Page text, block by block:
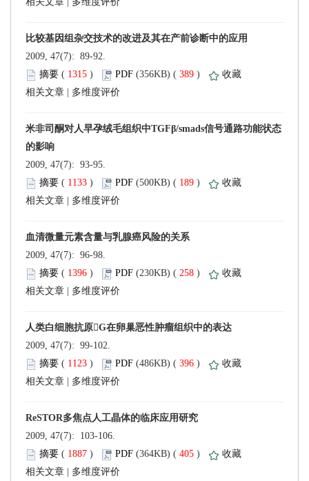
2009, 47(7): 89-92.
(
) 389 )
2009, 47(7): 93-95.
(
) 189 )
2009, 47(7): 96-98.
(
) 258 )
2009, 47(7): 99-102.
(
) 396 )
2009, 47(7): 103-106.
(
) 405 )